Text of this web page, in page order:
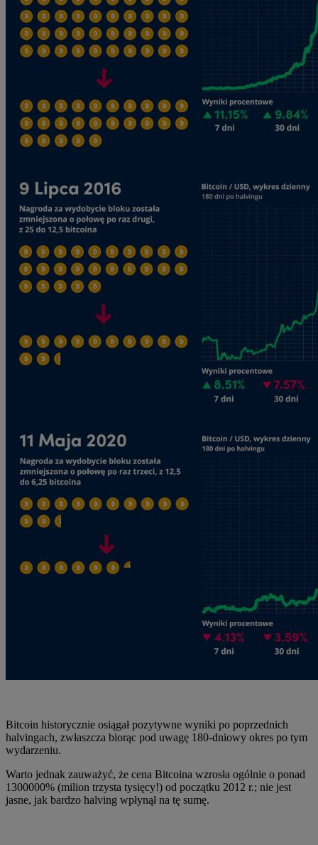
Bitcoin historycznie osiągał pozytywne wyniki po poprzednich
halvingach, zwłaszcza biorąc pod uwagę 180-dniowy okres po tym
wydarzeniu.
Warto jednak zauważyć, że cena Bitcoina wzrosła ogólnie o ponad
1300000% (milion trzysta tysięcy!) od początku 2012 r.; nie jest
jasne, jak bardzo halving wpłynął na tę sumę.